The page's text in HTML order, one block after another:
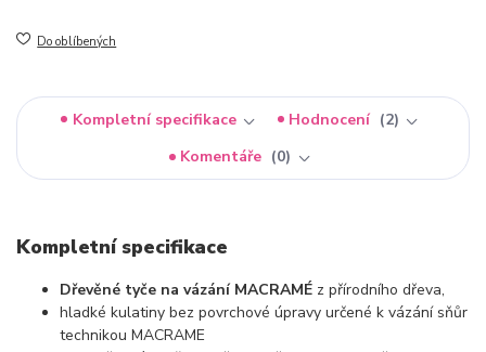
Do oblíbených
Kompletní specifikace Hodnocení
2
Komentáře
0
Kompletní specifikace
Dřevěné tyče na vázání MACRAMÉ z přírodního dřeva,
hladké kulatiny bez povrchové úpravy určené k vázání sňůr
technikou MACRAME